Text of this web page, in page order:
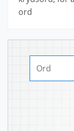
ord